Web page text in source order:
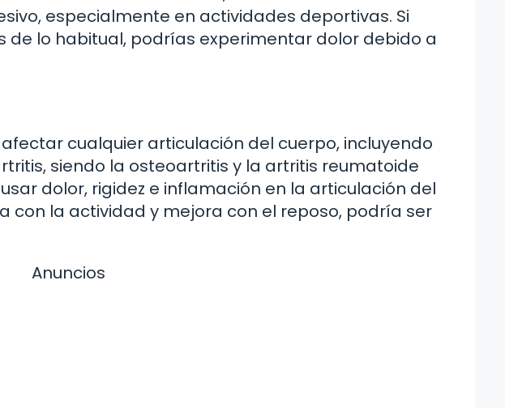
especialmente en actividades deportivas. Si
lo habitual, podrías experimentar dolor debido a
cualquier articulación del cuerpo, incluyendo
siendo la osteoartritis y la artritis reumatoide
dolor, rigidez e inflamación en la articulación del
con la actividad y mejora con el reposo, podría ser
Anuncios